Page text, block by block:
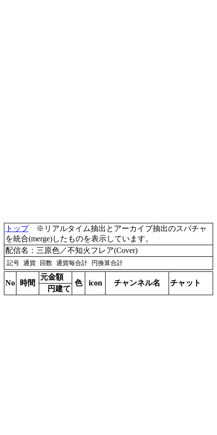
トップ※リアルタイム抽出とアーカイブ抽出のスパチャ
を統合(merge)したものを表示しています。
配信名：三原色／不知火フレア(Cover)
記号 通貨 回数 通貨毎合計 円換算合計
No 時間
元金額
色 icon チャンネル名 チャット
円建て